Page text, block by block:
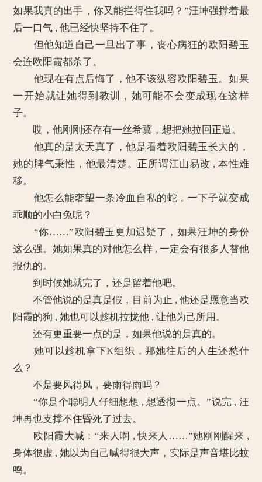
如果我真的出手，你又能拦得住我吗？”汪坤强撑着最
后一口气 , 他已经快坚持不住了。
但他知道自己一旦出了事，丧心病狂的欧阳碧玉
会连欧阳霞都杀了。
他现在有点后悔了，他不该纵容欧阳碧玉。如果
一开始就让她得到教训，她可能不会变成现在这样
子。
哎，他刚刚还存有一丝希冀，想把她拉回正道。
他真的是太天真了，他是看着欧阳碧玉长大的，
她的脾气秉性，他最清楚。正所谓江山易改 , 本性难
移。
他怎么能奢望一条冷血自私的蛇，一下子就变成
乖顺的小白兔呢？
“你……”欧阳碧玉更加迟疑了，如果汪坤的身份
这么强。她如果真的对他怎么样 , 一定会有很多人替他
报仇的。
到时候她就完了，还是留着他吧。
不管他说的是真是假，目前为止 , 他还是愿意当欧
阳霞的狗 , 她也可以趁机拉拢他 , 让他为己所用。
还有更重要一点的是，如果他说的是真的。
她可以趁机拿下K组织，那她往后的人生还愁什
么？
不是要风得风，要雨得雨吗？
“你是个聪明人仔细想想 , 想透彻一点。”说完 , 汪
坤再也支撑不住昏死了过去。
欧阳霞大喊：“来人啊 , 快来人……”她刚刚醒来 ,
身体很虚 , 她以为自己喊得很大声，实际是声音堪比蚊
鸣。